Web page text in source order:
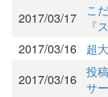
2017/03/17
こ
『
2017/03/16
超
2017/03/16 投
サ